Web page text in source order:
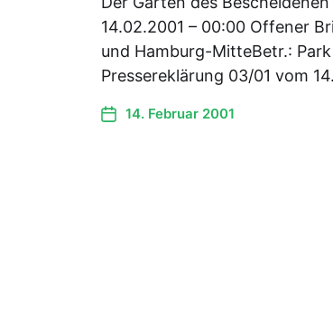
14.02.2001 – 00:00 Offener
und Hamburg-MitteBetr.:
Pressereklärung 03/01 vom
14. Februar 2001